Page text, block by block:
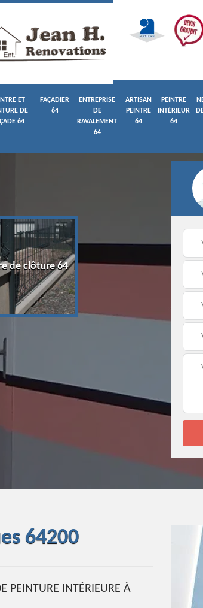
ET
DE
64
FAÇADIER
64
ENTREPRISE
DE
RAVALEMENT
64
ARTISAN
PEINTRE
64
PEINTRE
INTÉRIEUR
64
de clôture 64
Entreprise de peinture
64200
PEINTURE INTÉRIEURE À